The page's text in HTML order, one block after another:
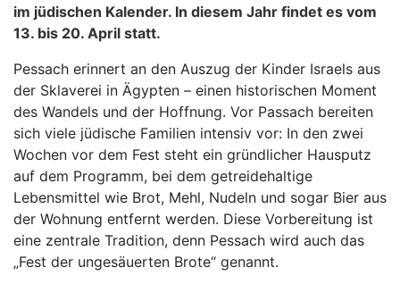
im jüdischen Kalender. In diesem Jahr findet es vom
13. bis 20. April statt.
Pessach erinnert an den Auszug der Kinder Israels aus
der Sklaverei in Ägypten – einen historischen Moment
des Wandels und der Hoffnung. Vor Passach bereiten
sich viele jüdische Familien intensiv vor: In den zwei
Wochen vor dem Fest steht ein gründlicher Hausputz
auf dem Programm, bei dem getreidehaltige
Lebensmittel wie Brot, Mehl, Nudeln und sogar Bier aus
der Wohnung entfernt werden. Diese Vorbereitung ist
eine zentrale Tradition, denn Pessach wird auch das
„Fest der ungesäuerten Brote“ genannt.